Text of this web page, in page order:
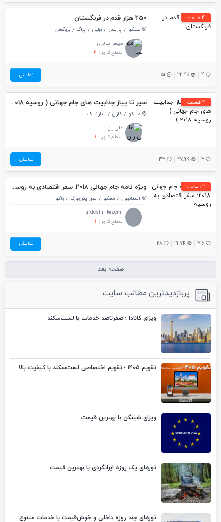
4 قسمت 250 هزار قدم در فرنگستان
مسکو پاریس برلین پراگ
بروکسل
مهسا سالاری
سطح کاربر : 2
4
22.4K
51 نمایش
2 قسمت سیر تا پیاز جذابیت های جام جهانی ( روسیه 2018 )
مسکو کازان
سارانسک
علی ر.ن
سطح کاربر : 1
4
27.9K
34 نمایش
2 قسمت ویژه نامه جام جهانی 2018: سفر اقتصادی به روسیه
استانبول مسکو سن پترزبورگ
باکو
ardeshir kazemi
سطح کاربر : 1
4.6
19.7K
28 نمایش
صفحه بعد
پربازدیدترین مطالب سایت
ویزای کانادا ؛ صفرتاصد خدمات با لست‌سکند
تقویم ۱۴۰۵ ؛ تقویم اختصاصی لست‌سکند با کیفیت بالا
ویزای شینگن با بهترین قیمت
تورهای یک روزه ایرانگردی با بهترین قیمت
تورهای چند روزه داخلی و خوش‌قیمت با خدمات متنوع